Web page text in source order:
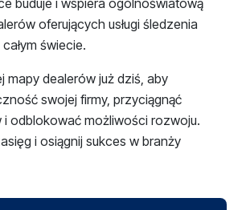
buduje i wspiera ogólnoświatową
oferujących usługi śledzenia
świecie.
mapy dealerów już dziś, aby
swojej firmy, przyciągnąć
odblokować możliwości rozwoju.
i osiągnij sukces w branży